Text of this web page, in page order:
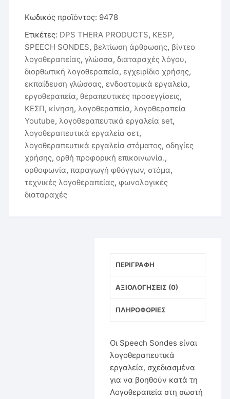
Ενδοστοματικής
(σετ)
ποσότητα
Κωδικός προϊόντος: 9478
Ετικέτες: DPS THERA PRODUCTS, KESP,
SPEECH SONDES, βελτίωση άρθρωσης, βίντεο
λογοθεραπείας,γλώσσα,διαταραχές λόγου,
διορθωτική λογοθεραπεία, εγχειρίδιο χρήσης,
εκπαίδευση γλώσσας, ενδοστομικά εργαλεία,
εργοθεραπεία,θεραπευτικές προσεγγίσεις,
ΚΕΣΠ, κίνηση,λογοθεραπεία,λογοθεραπεία
Youtube,λογοθεραπευτικά εργαλεία set,
λογοθεραπευτικά εργαλεία σετ,
λογοθεραπευτικά εργαλεία στόματος,οδηγίες
χρήσης,ορθή προφορική επικοινωνία.,
ορθοφωνία,παραγωγή φθόγγων, στόμα,
τεχνικές λογοθεραπείας,φωνολογικές
διαταραχές
ΠΕΡΙΓΡΑΦΉ
ΑΞΙΟΛΟΓΉΣΕΙΣ (0)
ΠΛΗΡΟΦΟΡΊΕΣ
Οι Speech Sondes είναι
λογοθεραπευτικά
εργαλεία, σχεδιασμένα
για να βοηθούν κατά τη
Λογοθεραπεία στη σωστή